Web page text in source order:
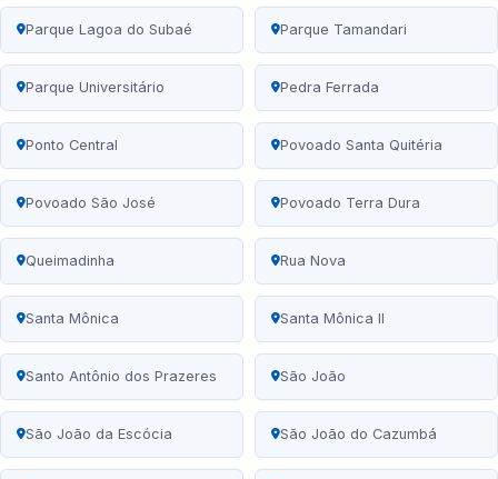
Parque Lagoa do Subaé Parque Tamandari
Parque Universitário Pedra Ferrada
Ponto Central Povoado Santa Quitéria
Povoado São José Povoado Terra Dura
Queimadinha Rua Nova
Santa Mônica Santa Mônica II
Santo Antônio dos Prazeres São João
São João da Escócia São João do Cazumbá